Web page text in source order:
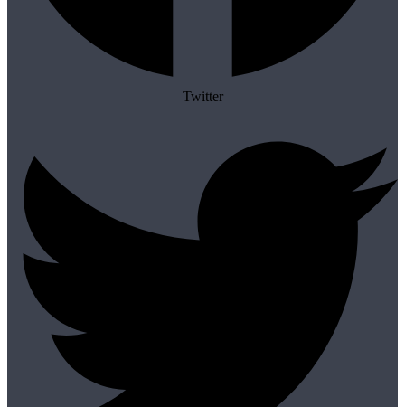
Twitter